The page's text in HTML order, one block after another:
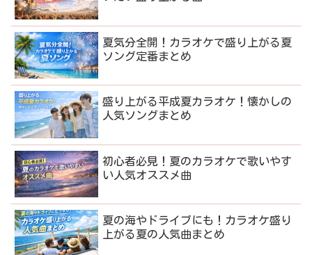
夏気分全開！カラオケで盛り上がる夏
ソング定番まとめ
盛り上がる平成夏カラオケ！懐かしの
人気ソングまとめ
初心者必見！夏のカラオケで歌いやす
い人気オススメ曲
夏の海やドライブにも！カラオケ盛り
上がる夏の人気曲まとめ